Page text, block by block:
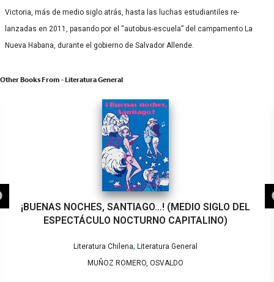
Victoria, más de medio siglo atrás, hasta las luchas estudiantiles re-
lanzadas en 2011, pasando por el “autobus-escuela” del campamento La
Nueva Habana, durante el gobierno de Salvador Allende.
Other Books From - Literatura General
¡BUENAS NOCHES, SANTIAGO…! (MEDIO SIGLO DEL
ESPECTÁCULO NOCTURNO CAPITALINO)
Literatura Chilena, Literatura General
MUÑOZ ROMERO, OSVALDO